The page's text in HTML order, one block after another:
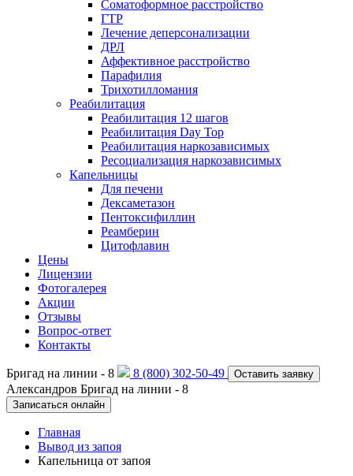
Соматоформное расстройство
ГТР
Лечение деперсонализации
ДРЛ
Аффективное расстройство
Парафилия
Трихотилломания
Реабилитация
Реабилитация 12 шагов
Реабилитация Day Top
Реабилитация наркозависимых
Ресоциализация наркозависимых
Капельницы
Для печени
Дексаметазон
Пентоксифиллин
Реамберин
Цитофлавин
Цены
Лицензии
Фотогалерея
Акции
Отзывы
Вопрос-ответ
Контакты
Бригад на линии - 8 8 (800) 302-50-49 Оставить заявку
Александров Бригад на линии - 8
Записаться онлайн
Главная
Вывод из запоя
Капельница от запоя